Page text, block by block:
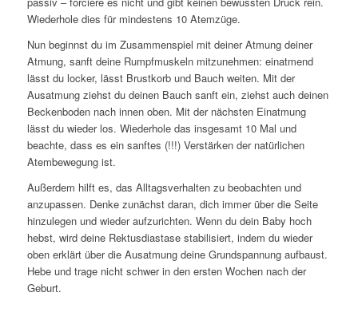
Wiederhole dies für mindestens 10 Atemzüge.
Nun beginnst du im Zusammenspiel mit deiner Atmung deiner
Atmung, sanft deine Rumpfmuskeln mitzunehmen: einatmend
lässt du locker, lässt Brustkorb und Bauch weiten. Mit der
Ausatmung ziehst du deinen Bauch sanft ein, ziehst auch deinen
Beckenboden nach innen oben. Mit der nächsten Einatmung
lässt du wieder los. Wiederhole das insgesamt 10 Mal und
beachte, dass es ein sanftes (!!!) Verstärken der natürlichen
Atembewegung ist.
Außerdem hilft es, das Alltagsverhalten zu beobachten und
anzupassen. Denke zunächst daran, dich immer über die Seite
hinzulegen und wieder aufzurichten. Wenn du dein Baby hoch
hebst, wird deine Rektusdiastase stabilisiert, indem du wieder
oben erklärt über die Ausatmung deine Grundspannung aufbaust.
Hebe und trage nicht schwer in den ersten Wochen nach der
Geburt.